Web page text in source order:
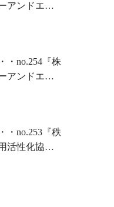
アンドエ…
・no.254『株
アンドエ…
・no.253『秩
活性化協…